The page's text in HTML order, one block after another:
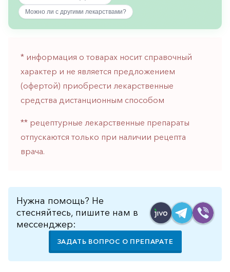
Хирургия
Можно ли с другими лекарствами?
* информация о товарах носит справочный
характер и не является предложением
(офертой) приобрести лекарственные
средства дистанционным способом
** рецептурные лекарственные препараты
отпускаются только при наличии рецепта
врача.
Нужна помощь? Не
стесняйтесь, пишите нам в
мессенджер:
ЗАДАТЬ ВОПРОС О ПРЕПАРАТЕ